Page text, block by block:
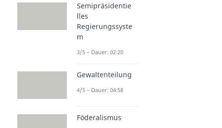
Semipräsidentie
lles
Regierungssyste
m
3/5 – Dauer: 02:20
Gewaltenteilung
4/5 – Dauer: 04:58
Föderalismus